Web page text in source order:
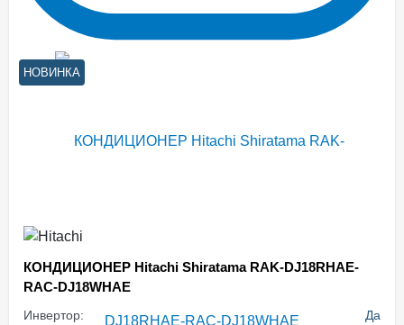
НОВИНКА
КОНДИЦИОНЕР Hitachi Shiratama RAK-DJ18RHAE-
RAC-DJ18WHAE
Инвертор:
Да